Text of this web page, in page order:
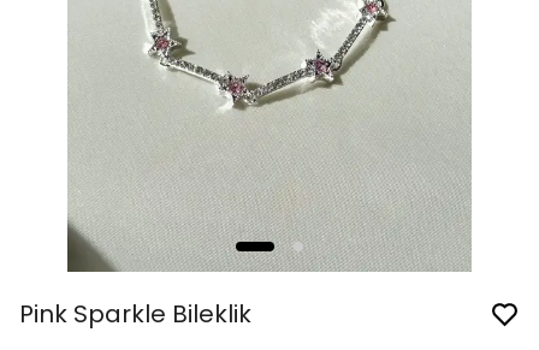
Pink Sparkle Bileklik